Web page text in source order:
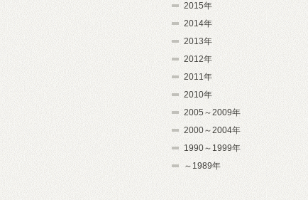
2015年
2014年
2013年
2012年
2011年
2010年
2005～2009年
2000～2004年
1990～1999年
～1989年